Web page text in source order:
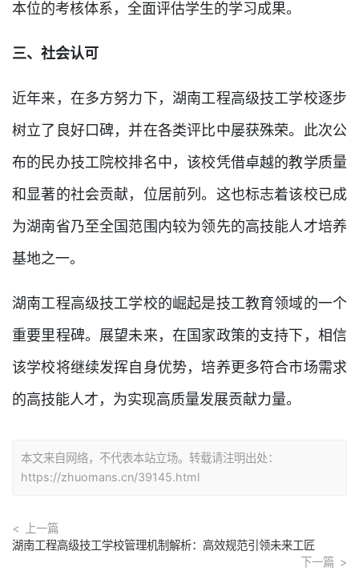
本位的考核体系，全面评估学生的学习成果。
三、社会认可
近年来，在多方努力下，湖南工程高级技工学校逐步
树立了良好口碑，并在各类评比中屡获殊荣。此次公
布的民办技工院校排名中，该校凭借卓越的教学质量
和显著的社会贡献，位居前列。这也标志着该校已成
为湖南省乃至全国范围内较为领先的高技能人才培养
基地之一。
湖南工程高级技工学校的崛起是技工教育领域的一个
重要里程碑。展望未来，在国家政策的支持下，相信
该学校将继续发挥自身优势，培养更多符合市场需求
的高技能人才，为实现高质量发展贡献力量。
本文来自网络，不代表本站立场。转载请注明出处：
https://zhuomans.cn/39145.html
上一篇
湖南工程高级技工学校管理机制解析：高效规范引领未来工匠
下一篇